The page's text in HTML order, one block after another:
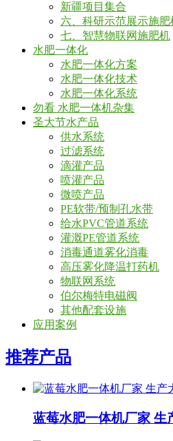
新疆项目集合
六、科研示范展示施肥
七、智慧物联网施肥机
水肥一体化
水肥一体化方案
水肥一体化技术
水肥一体化系统
勿看 水肥一体机杂集
圣大节水产品
供水系统
过滤系统
滴灌产品
喷灌产品
微喷产品
PE软带/预制孔水带
给水PVC管道系统
灌溉PE管道系统
消毒通道雾化消毒
高压雾化降温打药机
物联网系统
伯尔梅特电磁阀
其他配套设施
应用案例
推荐产品
蓝莓水肥一体机厂家 生